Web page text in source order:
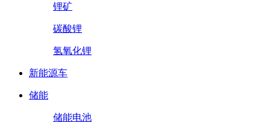
锂矿
碳酸锂
氢氧化锂
新能源车
储能
储能电池